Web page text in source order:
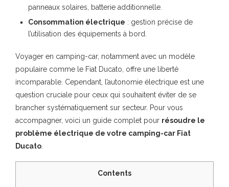
panneaux solaires, batterie additionnelle.
Consommation électrique : gestion précise de
l’utilisation des équipements à bord.
Voyager en camping-car, notamment avec un modèle
populaire comme le Fiat Ducato, offre une liberté
incomparable. Cependant, l’autonomie électrique est une
question cruciale pour ceux qui souhaitent éviter de se
brancher systématiquement sur secteur. Pour vous
accompagner, voici un guide complet pour résoudre le
problème électrique de votre camping-car Fiat
Ducato
Contents